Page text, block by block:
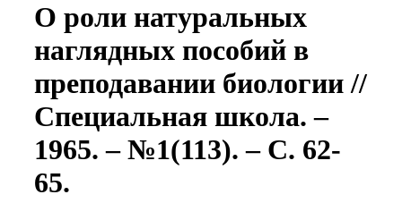
О роли натуральных
наглядных пособий в
преподавании биологии //
Специальная школа. –
1965. – №1(113). – С. 62-
65.